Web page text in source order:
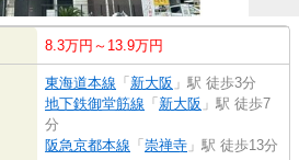
8.3万円～13.9万円
東海道本線 「 新大阪 」駅 徒歩3分
地下鉄御堂筋線 「 新大阪 」駅 徒歩7
分
阪急京都本線 「 崇禅寺 」駅 徒歩13分